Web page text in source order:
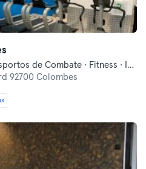
Ciclismo · Crosstraining · Desportos de Combate · Fitness · Indoor Cycling · Relaxamento · Treinos Funcionais
92700 Colombes